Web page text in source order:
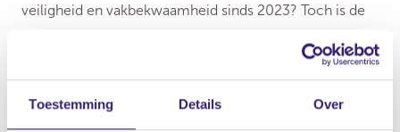
Toestemming Details Over
veiligheid en vakbekwaamheid sinds 2023? Toch is de
gemeenschappelijk, de besluiten waarin de VvE ze als
daarom nietig. Met andere woorden: juridisch hebben